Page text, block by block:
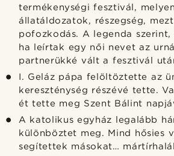
termékenységi fesztivál,
állatáldozatok, részegség,
pofozkodás. A legenda szerint,
ha leírtak egy női nevet az
partnerükké vált a fesztivál
I. Geláz pápa felöltöztette az
kereszténység részévé tette.
ét tette meg Szent Bálint
A katolikus egyház legalább
különböztet meg. Mind hősies
segítettek másokat…